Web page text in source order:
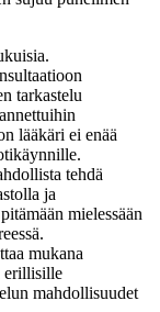
tarkastelu
lääkäri ei enää
tehdä
ja
mielessään
mukana
erillisille
mahdollisuudet